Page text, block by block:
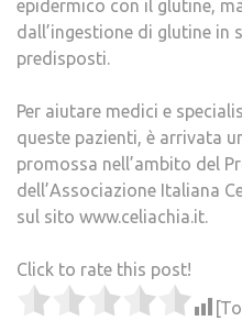
epidermico con il glutine,
dall’ingestione di glutine in
predisposti.
Per aiutare medici e
queste pazienti, è arrivata
promossa nell’ambito del
dell’Associazione Italiana
sul sito www.celiachia.it.
Click to rate this post!